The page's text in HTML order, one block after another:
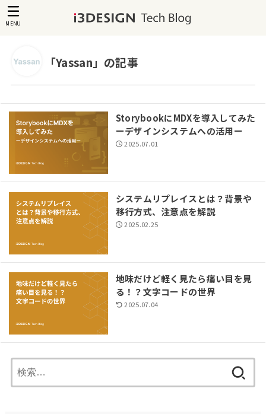
MENU
「Yassan」の記事
StorybookにMDXを導入してみた
ーデザインシステムへの活用ー
2025.07.01
システムリプレイスとは？背景や
移行方式、注意点を解説
2025.02.25
地味だけど軽く見たら痛い目を見
る！？文字コードの世界
2025.07.04
索: